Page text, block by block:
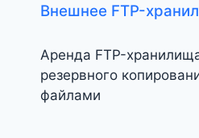
Внешнее FTP-
Аренда FTP-
резервного
файлами